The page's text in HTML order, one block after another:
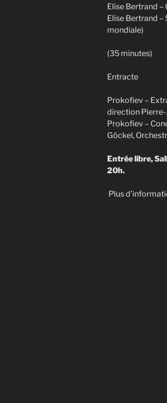
Elise Bertrand –
Elise Bertrand
mondiale)
(35 minutes)
Entracte
Prokofiev –
direction Pierre-
Prokofiev –
Göckel,
Entrée libre,
20h.
Plus